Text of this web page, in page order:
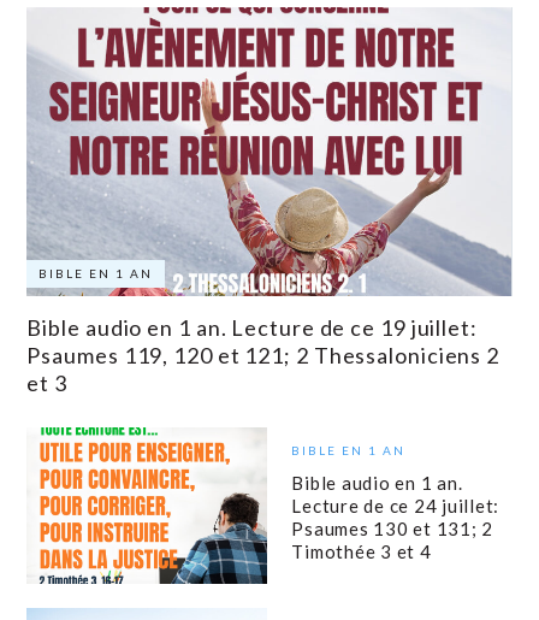
BIBLE EN 1 AN
Bible audio en 1 an. Lecture de ce 19 juillet:
Psaumes 119, 120 et 121; 2 Thessaloniciens 2
et 3
BIBLE EN 1 AN
Bible audio en 1 an.
Lecture de ce 24 juillet:
Psaumes 130 et 131; 2
Timothée 3 et 4